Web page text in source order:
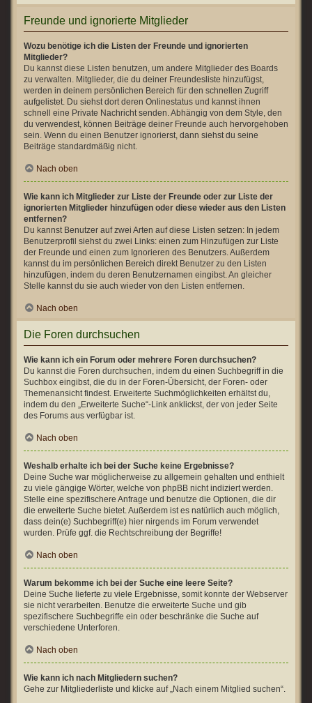
Freunde und ignorierte Mitglieder
Wozu benötige ich die Listen der Freunde und ignorierten
Mitglieder?
Du kannst diese Listen benutzen, um andere Mitglieder des Boards
zu verwalten. Mitglieder, die du deiner Freundesliste hinzufügst,
werden in deinem persönlichen Bereich für den schnellen Zugriff
aufgelistet. Du siehst dort deren Onlinestatus und kannst ihnen
schnell eine Private Nachricht senden. Abhängig von dem Style, den
du verwendest, können Beiträge deiner Freunde auch hervorgehoben
sein. Wenn du einen Benutzer ignorierst, dann siehst du seine
Beiträge standardmäßig nicht.
Nach oben
Wie kann ich Mitglieder zur Liste der Freunde oder zur Liste der
ignorierten Mitglieder hinzufügen oder diese wieder aus den Listen
entfernen?
Du kannst Benutzer auf zwei Arten auf diese Listen setzen: In jedem
Benutzerprofil siehst du zwei Links: einen zum Hinzufügen zur Liste
der Freunde und einen zum Ignorieren des Benutzers. Außerdem
kannst du im persönlichen Bereich direkt Benutzer zu den Listen
hinzufügen, indem du deren Benutzernamen eingibst. An gleicher
Stelle kannst du sie auch wieder von den Listen entfernen.
Nach oben
Die Foren durchsuchen
Wie kann ich ein Forum oder mehrere Foren durchsuchen?
Du kannst die Foren durchsuchen, indem du einen Suchbegriff in die
Suchbox eingibst, die du in der Foren-Übersicht, der Foren- oder
Themenansicht findest. Erweiterte Suchmöglichkeiten erhältst du,
indem du den „Erweiterte Suche“-Link anklickst, der von jeder Seite
des Forums aus verfügbar ist.
Nach oben
Weshalb erhalte ich bei der Suche keine Ergebnisse?
Deine Suche war möglicherweise zu allgemein gehalten und enthielt
zu viele gängige Wörter, welche von phpBB nicht indiziert werden.
Stelle eine spezifischere Anfrage und benutze die Optionen, die dir
die erweiterte Suche bietet. Außerdem ist es natürlich auch möglich,
dass dein(e) Suchbegriff(e) hier nirgends im Forum verwendet
wurden. Prüfe ggf. die Rechtschreibung der Begriffe!
Nach oben
Warum bekomme ich bei der Suche eine leere Seite?
Deine Suche lieferte zu viele Ergebnisse, somit konnte der Webserver
sie nicht verarbeiten. Benutze die erweiterte Suche und gib
spezifischere Suchbegriffe ein oder beschränke die Suche auf
verschiedene Unterforen.
Nach oben
Wie kann ich nach Mitgliedern suchen?
Gehe zur Mitgliederliste und klicke auf „Nach einem Mitglied suchen“.